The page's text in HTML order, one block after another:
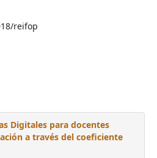
reifop
Digitales para docentes
a través del coeficiente